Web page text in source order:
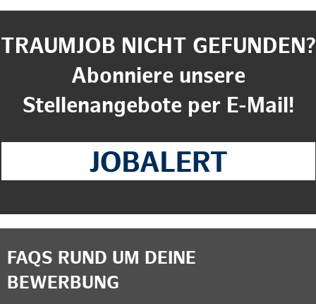
TRAUMJOB NICHT GEFUNDEN?
Abonniere unsere
Stellenangebote per E-Mail!
FAQS RUND UM DEINE
BEWERBUNG